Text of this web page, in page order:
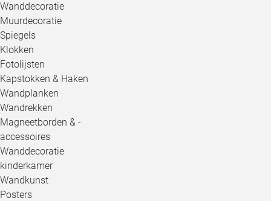
Wanddecoratie
Muurdecoratie
Spiegels
Klokken
Fotolijsten
Kapstokken & Haken
Wandplanken
Wandrekken
Magneetborden & -
accessoires
Wanddecoratie
kinderkamer
Wandkunst
Posters